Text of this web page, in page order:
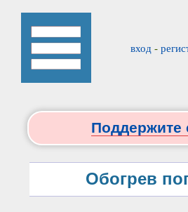
вход -
Поддержите
Обогрев